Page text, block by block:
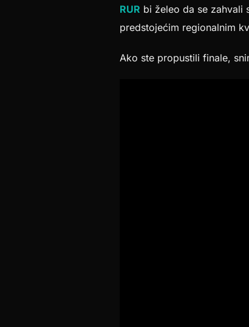
RUR bi želeo da se zahvali
predstojećim regionalnim
Ako ste propustili finale,